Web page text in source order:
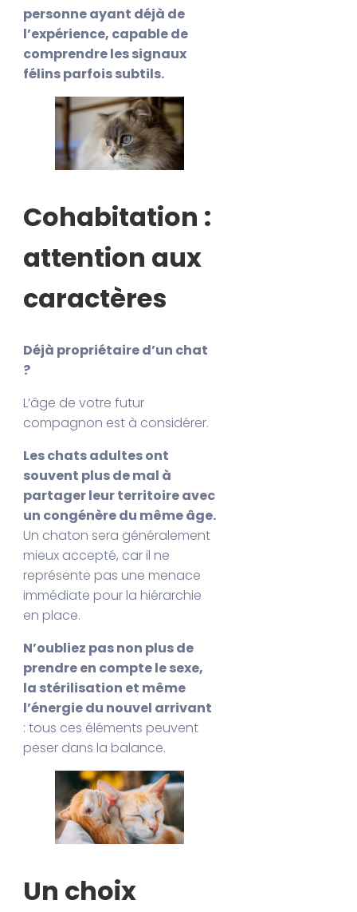
personne ayant déjà de
l’expérience, capable de
comprendre les signaux
félins parfois subtils.
Cohabitation :
attention aux
caractères
Déjà propriétaire d’un chat
?
L’âge de votre futur
compagnon est à considérer.
Les chats adultes ont
souvent plus de mal à
partager leur territoire avec
un congénère du même âge.
Un chaton sera généralement
mieux accepté, car il ne
représente pas une menace
immédiate pour la hiérarchie
en place.
N’oubliez pas non plus de
prendre en compte le sexe,
la stérilisation et même
l’énergie du nouvel arrivant
: tous ces éléments peuvent
peser dans la balance.
Un choix